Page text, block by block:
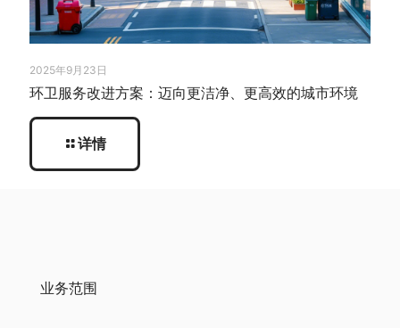
2025年9月23日
环卫服务改进方案：迈向更洁净、更高效的城市环境
详情
业务范围